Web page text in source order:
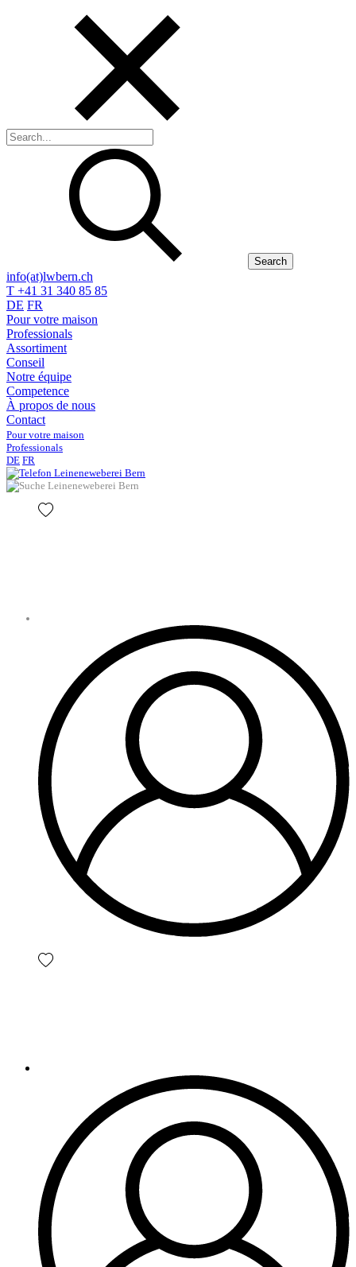
Search
info(at)lwbern.ch
T +41 31 340 85 85
DE FR
Pour votre maison
Professionals
Assortiment
Conseil
Notre équipe
Competence
À propos de nous
Contact
Pour votre maison
Professionals
DE FR